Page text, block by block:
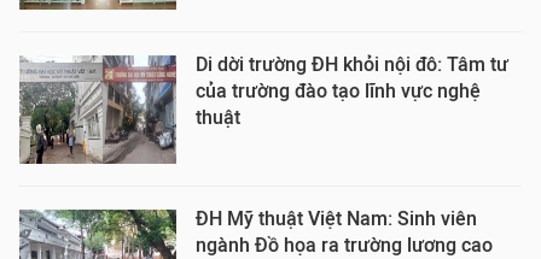
Di dời trường ĐH khỏi nội đô: Tâm tư
của trường đào tạo lĩnh vực nghệ
thuật
ĐH Mỹ thuật Việt Nam: Sinh viên
ngành Đồ họa ra trường lương cao